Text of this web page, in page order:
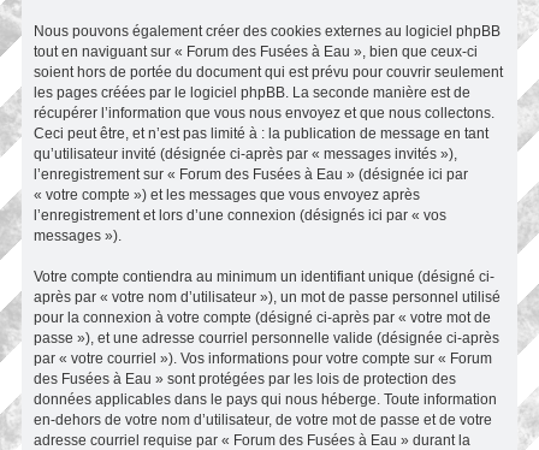
Nous pouvons également créer des cookies externes au logiciel phpBB
tout en naviguant sur « Forum des Fusées à Eau », bien que ceux-ci
soient hors de portée du document qui est prévu pour couvrir seulement
les pages créées par le logiciel phpBB. La seconde manière est de
récupérer l’information que vous nous envoyez et que nous collectons.
Ceci peut être, et n’est pas limité à : la publication de message en tant
qu’utilisateur invité (désignée ci-après par « messages invités »),
l’enregistrement sur « Forum des Fusées à Eau » (désignée ici par
« votre compte ») et les messages que vous envoyez après
l’enregistrement et lors d’une connexion (désignés ici par « vos
messages »).
Votre compte contiendra au minimum un identifiant unique (désigné ci-
après par « votre nom d’utilisateur »), un mot de passe personnel utilisé
pour la connexion à votre compte (désigné ci-après par « votre mot de
passe »), et une adresse courriel personnelle valide (désignée ci-après
par « votre courriel »). Vos informations pour votre compte sur « Forum
des Fusées à Eau » sont protégées par les lois de protection des
données applicables dans le pays qui nous héberge. Toute information
en-dehors de votre nom d’utilisateur, de votre mot de passe et de votre
adresse courriel requise par « Forum des Fusées à Eau » durant la